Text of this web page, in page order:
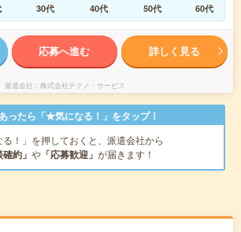
30代 40代 50代 60代
応募へ進む 詳しく見る
派遣会社 株式会社テクノ・サービス
ったら「★気になる！」をタップ！
る！」を押しておくと、派遣会社から
確約」 や 「応募歓迎」 が届きます！